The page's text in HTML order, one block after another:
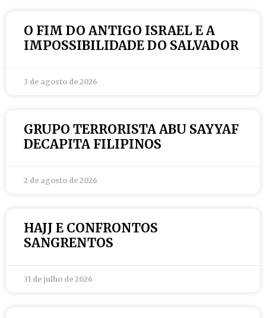
O FIM DO ANTIGO ISRAEL E A
IMPOSSIBILIDADE DO SALVADOR
3 de agosto de 2026
GRUPO TERRORISTA ABU SAYYAF
DECAPITA FILIPINOS
2 de agosto de 2026
HAJJ E CONFRONTOS
SANGRENTOS
31 de julho de 2026